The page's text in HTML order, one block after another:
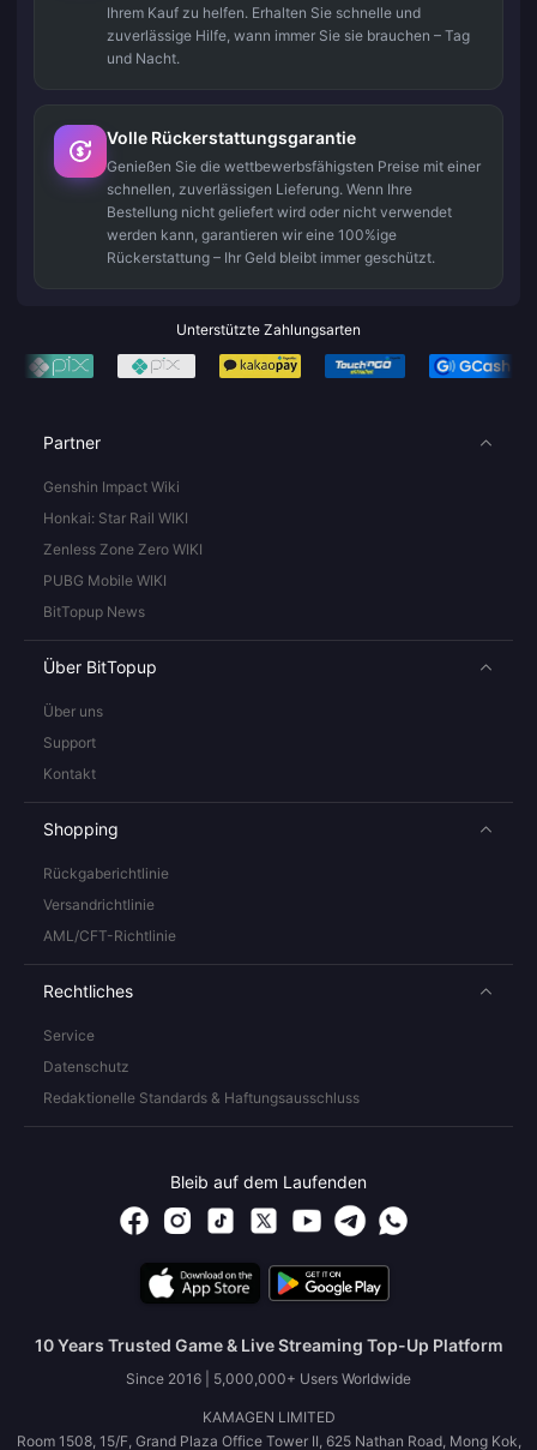
Ihrem Kauf zu helfen. Erhalten Sie schnelle und
zuverlässige Hilfe, wann immer Sie sie brauchen – Tag
und Nacht.
Volle Rückerstattungsgarantie
Genießen Sie die wettbewerbsfähigsten Preise mit einer
schnellen, zuverlässigen Lieferung. Wenn Ihre
Bestellung nicht geliefert wird oder nicht verwendet
werden kann, garantieren wir eine 100%ige
Rückerstattung – Ihr Geld bleibt immer geschützt.
Unterstützte Zahlungsarten
Partner
Genshin Impact Wiki
Honkai: Star Rail WIKI
Zenless Zone Zero WIKI
PUBG Mobile WIKI
BitTopup News
Über BitTopup
Über uns
Support
Kontakt
Shopping
Rückgaberichtlinie
Versandrichtlinie
AML/CFT-Richtlinie
Rechtliches
Service
Datenschutz
Redaktionelle Standards & Haftungsausschluss
Bleib auf dem Laufenden
10 Years Trusted Game & Live Streaming Top-Up Platform
Since 2016 | 5,000,000+ Users Worldwide
KAMAGEN LIMITED
Room 1508, 15/F, Grand Plaza Office Tower II, 625 Nathan Road, Mong Kok,